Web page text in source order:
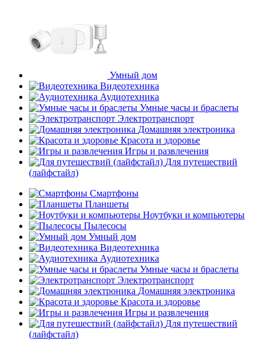
Умный дом
Видеотехника
Аудиотехника
Умные часы и браслеты
Электротранспорт
Домашняя электроника
Красота и здоровье
Игры и развлечения
Для путешествий
(лайфстайл)
Смартфоны
Планшеты
Ноутбуки и компьютеры
Пылесосы
Умный дом
Видеотехника
Аудиотехника
Умные часы и браслеты
Электротранспорт
Домашняя электроника
Красота и здоровье
Игры и развлечения
Для путешествий
(лайфстайл)
раз в 2 недели